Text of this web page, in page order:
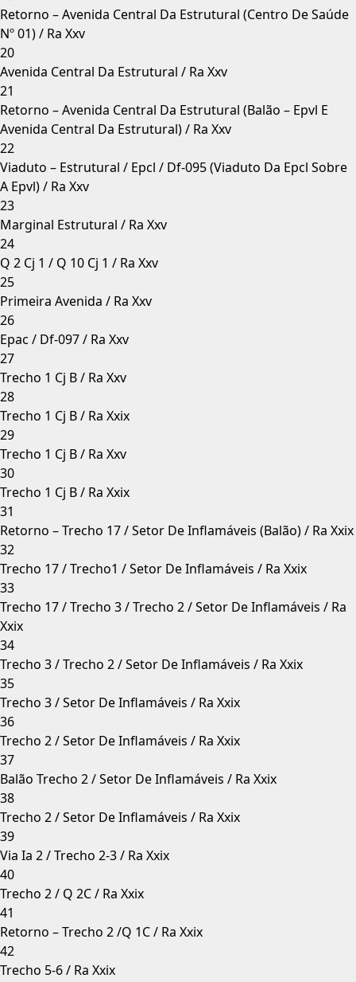
Retorno – Avenida Central Da Estrutural (Centro De Saúde
Nº 01) / Ra Xxv
20
Avenida Central Da Estrutural / Ra Xxv
21
Retorno – Avenida Central Da Estrutural (Balão – Epvl E
Avenida Central Da Estrutural) / Ra Xxv
22
Viaduto – Estrutural / Epcl / Df-095 (Viaduto Da Epcl Sobre
A Epvl) / Ra Xxv
23
Marginal Estrutural / Ra Xxv
24
Q 2 Cj 1 / Q 10 Cj 1 / Ra Xxv
25
Primeira Avenida / Ra Xxv
26
Epac / Df-097 / Ra Xxv
27
Trecho 1 Cj B / Ra Xxv
28
Trecho 1 Cj B / Ra Xxix
29
Trecho 1 Cj B / Ra Xxv
30
Trecho 1 Cj B / Ra Xxix
31
Retorno – Trecho 17 / Setor De Inflamáveis (Balão) / Ra Xxix
32
Trecho 17 / Trecho1 / Setor De Inflamáveis / Ra Xxix
33
Trecho 17 / Trecho 3 / Trecho 2 / Setor De Inflamáveis / Ra
Xxix
34
Trecho 3 / Trecho 2 / Setor De Inflamáveis / Ra Xxix
35
Trecho 3 / Setor De Inflamáveis / Ra Xxix
36
Trecho 2 / Setor De Inflamáveis / Ra Xxix
37
Balão Trecho 2 / Setor De Inflamáveis / Ra Xxix
38
Trecho 2 / Setor De Inflamáveis / Ra Xxix
39
Via Ia 2 / Trecho 2-3 / Ra Xxix
40
Trecho 2 / Q 2C / Ra Xxix
41
Retorno – Trecho 2 /Q 1C / Ra Xxix
42
Trecho 5-6 / Ra Xxix